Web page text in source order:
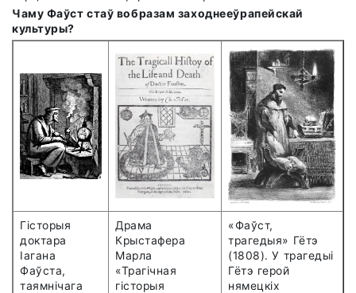
Чаму Фаўст стаў вобразам заходнееўрапейскай
культуры?
Гісторыя
доктара
Іагана
Фаўста,
таямнічага
Драма
Крыстафера
Марла
«Трагічная
гісторыя
«Фаўст,
трагедыя» Гётэ
(1808). У трагедыі
Гётэ герой
нямецкіх